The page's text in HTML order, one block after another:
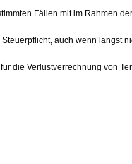
Fällen mit im Rahmen
auch wenn längst
die Verlustverrechnung von